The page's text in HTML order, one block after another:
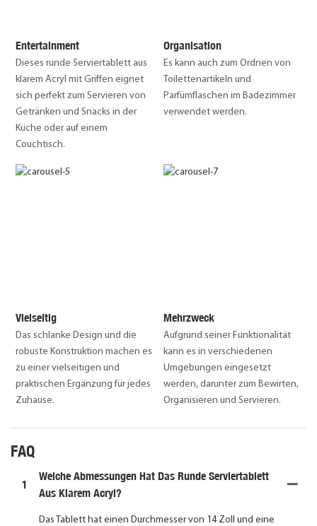
Entertainment
Dieses runde Serviertablett aus
klarem Acryl mit Griffen eignet
sich perfekt zum Servieren von
Getränken und Snacks in der
Küche oder auf einem
Couchtisch.
Organisation
Es kann auch zum Ordnen von
Toilettenartikeln und
Parfümflaschen im Badezimmer
verwendet werden.
Vielseitig
Das schlanke Design und die
robuste Konstruktion machen es
zu einer vielseitigen und
praktischen Ergänzung für jedes
Zuhause.
Mehrzweck
Aufgrund seiner Funktionalität
kann es in verschiedenen
Umgebungen eingesetzt
werden, darunter zum Bewirten,
Organisieren und Servieren.
FAQ
1
Welche Abmessungen Hat Das Runde Serviertablett
Aus Klarem Acryl?
Das Tablett hat einen Durchmesser von 14 Zoll und eine